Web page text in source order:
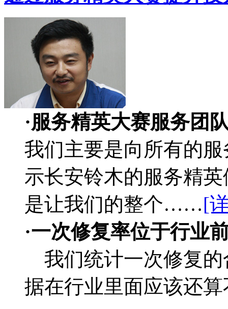
·服务精英大赛服务团
我们主要是向所有的
示长安铃木的服务精
是让我们的整个……[
·一次修复率位于行业
我们统计一次修复的
据在行业里面应该还